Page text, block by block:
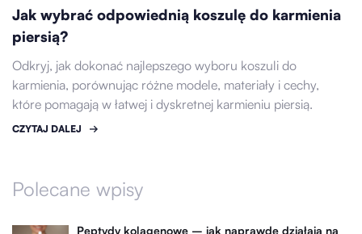
Jak wybrać odpowiednią koszulę do karmienia
piersią?
Odkryj, jak dokonać najlepszego wyboru koszuli do
karmienia, porównując różne modele, materiały i cechy,
które pomagają w łatwej i dyskretnej karmieniu piersią.
CZYTAJ DALEJ
Polecane wpisy
Peptydy kolagenowe – jak naprawdę działają na